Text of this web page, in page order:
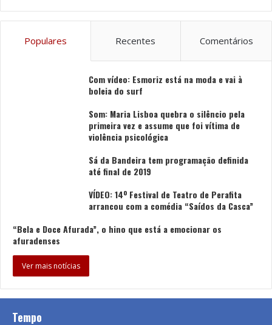
Populares Recentes Comentários
Com vídeo: Esmoriz está na moda e vai à
boleia do surf
Som: Maria Lisboa quebra o silêncio pela
primeira vez e assume que foi vítima de
violência psicológica
Sá da Bandeira tem programação definida
até final de 2019
VÍDEO: 14º Festival de Teatro de Perafita
arrancou com a comédia “Saídos da Casca”
“Bela e Doce Afurada”, o hino que está a emocionar os
afuradenses
Ver mais notícias
Tempo